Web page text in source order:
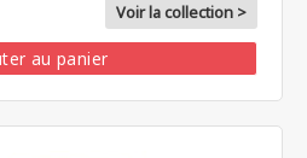
Voir la collection >
au panier